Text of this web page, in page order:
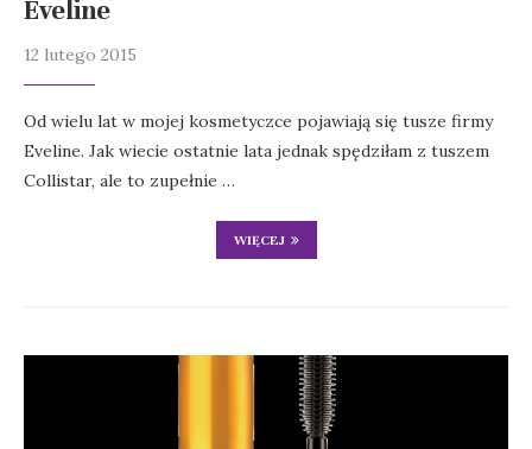
Eveline
12 lutego 2015
Od wielu lat w mojej kosmetyczce pojawiają się tusze firmy
Eveline. Jak wiecie ostatnie lata jednak spędziłam z tuszem
Collistar, ale to zupełnie …
WIĘCEJ